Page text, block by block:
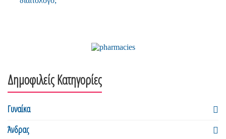
Δημοφιλείς Κατηγορίες
Γυναίκα
Άνδρας